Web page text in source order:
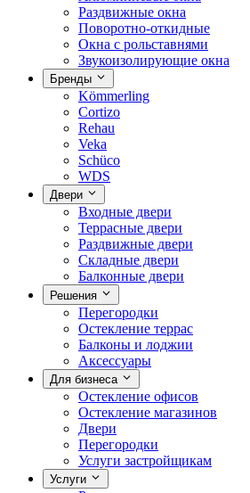
Раздвижные окна
Поворотно-откидные
Окна с рольставнями
Звукоизолирующие окна
Бренды
Kömmerling
Cortizo
Rehau
Veka
Schüco
WDS
Двери
Входные двери
Террасные двери
Раздвижные двери
Складные двери
Балконные двери
Решения
Перегородки
Остекление террас
Балконы и лоджии
Аксессуары
Для бизнеса
Остекление офисов
Остекление магазинов
Двери
Перегородки
Услуги застройщикам
Услуги